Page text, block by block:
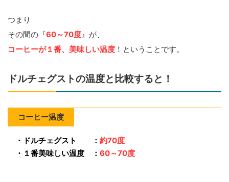
つまり
その間の『60～70度』が、
コーヒーが１番、美味しい温度 ！ということです。
ドルチェグストの温度と比較すると！
コーヒー温度
・ドルチェグスト ： 約70度
・１番美味しい温度 ： 60～70度